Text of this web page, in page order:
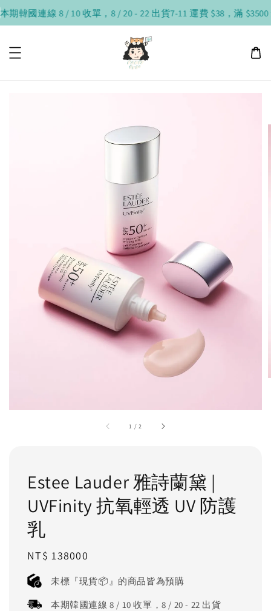
期韓國連線 8 / 10 收單，8 / 20 - 22 出貨7-11 運費 $38，滿 $3500
1 /2
Estee Lauder 雅詩蘭黛 |
UVFinity 抗氧輕透 UV 防護
乳
Regular
price
NT$ 138000
未標『現貨📦』的商品皆為預購
本期韓國連線 8 / 10 收單，8 / 20 - 22 出貨